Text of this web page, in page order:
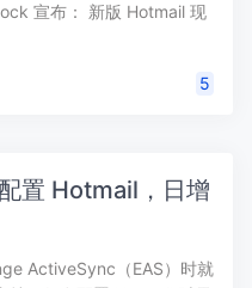
宣布： 新版 Hotmail 现
5
置 Hotmail，日增
ActiveSync（EAS）时就